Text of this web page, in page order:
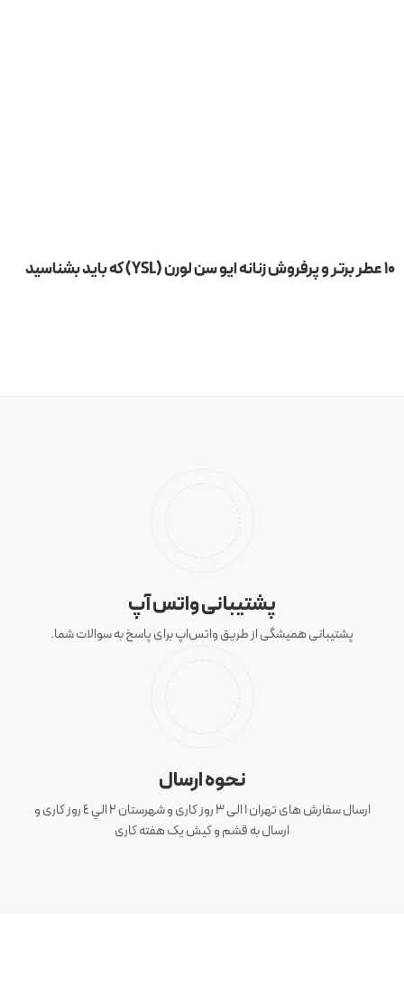
۱۰ عطر برتر و پرفروش زنانه ایو سن لورن (YSL) که باید بشناسید
پشتیبانی واتس آپ
پشتیبانی همیشگی از طریق واتس‌اپ برای پاسخ به سوالات شما.
نحوه ارسال
ارسال سفارش های تهران 1 الی 3 روز کاری و شهرستان ٢ الي ٤ روز کاری و
ارسال به قشم و کیش یک هفته کاری